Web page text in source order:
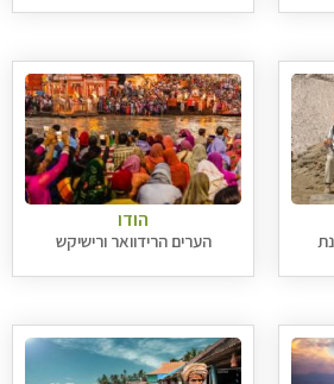
הודו
הערים הרידוואר ורישיקש